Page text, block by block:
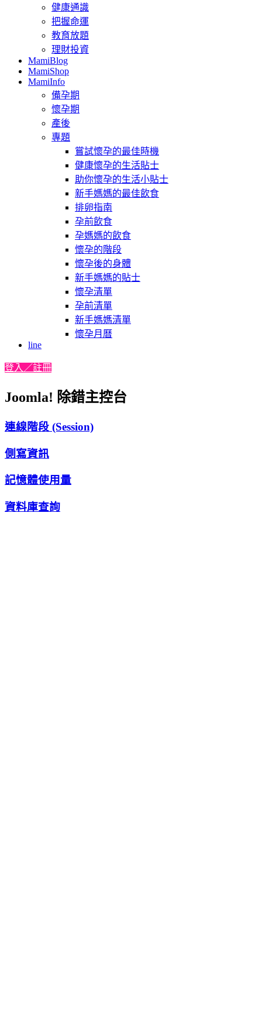
健康通識
把握命運
教育放題
理財投資
MamiBlog
MamiShop
MamiInfo
備孕期
懷孕期
產後
專題
嘗試懷孕的最佳時機
健康懷孕的生活貼士
助你懷孕的生活小貼士
新手媽媽的最佳飲食
排卵指南
孕前飲食
孕媽媽的飲食
懷孕的階段
懷孕後的身體
新手媽媽的貼士
懷孕清單
孕前清單
新手媽媽清單
懷孕月曆
line
登入／註冊
Joomla! 除錯主控台
連線階段 (Session)
側寫資訊
記憶體使用量
資料庫查詢